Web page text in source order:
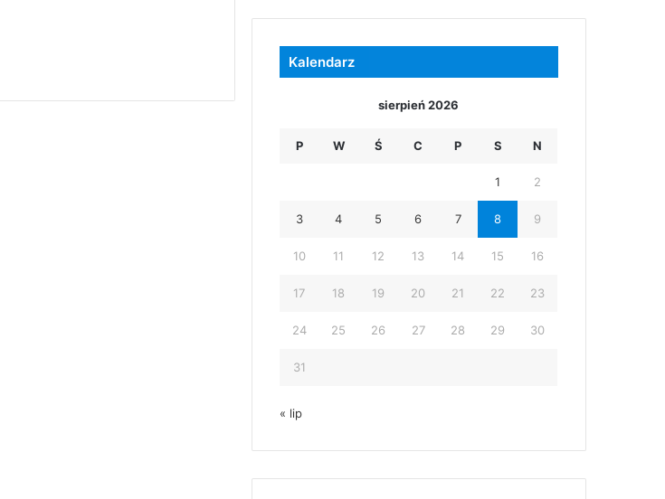
Kalendarz
sierpień 2026
P W Ś C P S N
1 2
3 4 5 6 7 8 9
10 11 12 13 14 15 16
17 18 19 20 21 22 23
24 25 26 27 28 29 30
31
« lip